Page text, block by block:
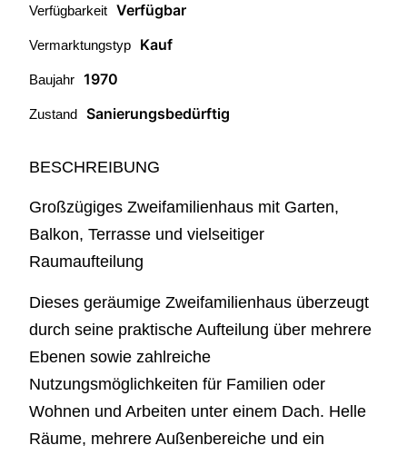
Verfügbarkeit Verfügbar
Vermarktungstyp Kauf
Baujahr 1970
Zustand Sanierungsbedürftig
BESCHREIBUNG
Großzügiges Zweifamilienhaus mit Garten,
Balkon, Terrasse und vielseitiger
Raumaufteilung
Dieses geräumige Zweifamilienhaus überzeugt
durch seine praktische Aufteilung über mehrere
Ebenen sowie zahlreiche
Nutzungsmöglichkeiten für Familien oder
Wohnen und Arbeiten unter einem Dach. Helle
Räume, mehrere Außenbereiche und ein